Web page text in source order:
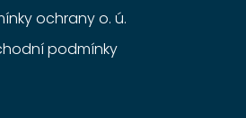
ochrany o. ú.
podmínky